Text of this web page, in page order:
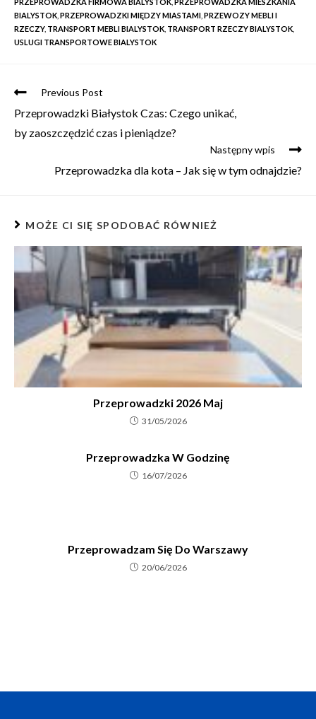
BIALYSTOK PRZEPROWADZKI MIĘDZY MIASTAMI PRZEWOZY MEBLI I
RZECZY, TRANSPORT MEBLI BIALYSTOK TRANSPORT RZECZY BIALYSTOK
USLUGI TRANSPORTOWE BIALYSTOK
Previous Post
Przeprowadzki Białystok Czas: Czego unikać,
by zaoszczędzić czas i pieniądze?
Następny wpis
Przeprowadzka dla kota – Jak się w tym odnajdzie?
MOŻE CI SIĘ SPODOBAĆ RÓWNIEŻ
Przeprowadzki 2026 Maj
31/05/2026
Przeprowadzka W Godzinę
16/07/2026
Przeprowadzam Się Do Warszawy
20/06/2026